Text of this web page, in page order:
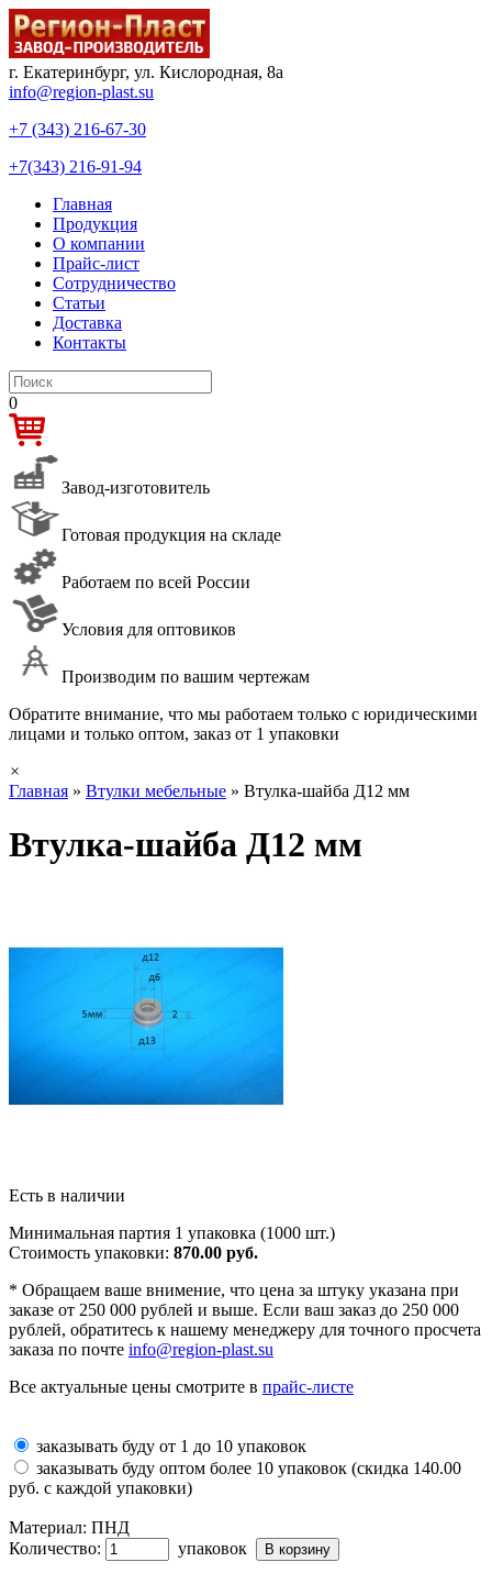
г. Екатеринбург, ул. Кислородная, 8а
info@region-plast.su
+7 (343) 216-67-30
+7(343) 216-91-94
Главная
Продукция
О компании
Прайс-лист
Сотрудничество
Статьи
Доставка
Контакты
0
Завод-изготовитель
Готовая продукция на складе
Работаем по всей России
Условия для оптовиков
Производим по вашим чертежам
Обратите внимание, что мы работаем только с юридическими
лицами и только оптом, заказ от 1 упаковки
×
Главная » Втулки мебельные » Втулка-шайба Д12 мм
Втулка-шайба Д12 мм
Есть в наличии
Минимальная партия 1 упаковка (1000 шт.)
Стоимость упаковки: 870.00 руб.
* Обращаем ваше внимение, что цена за штуку указана при
заказе от 250 000 рублей и выше. Если ваш заказ до 250 000
рублей, обратитесь к нашему менеджеру для точного просчета
заказа по почте info@region-plast.su
Все актуальные цены смотрите в прайс-листе
заказывать буду от 1 до 10 упаковок
заказывать буду оптом более 10 упаковок (скидка 140.00
руб. с каждой упаковки)
Материал: ПНД
Количество:
упаковок